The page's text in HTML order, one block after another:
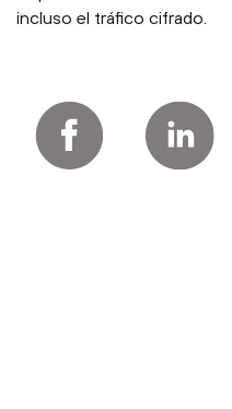
incluso el tráfico cifrado.